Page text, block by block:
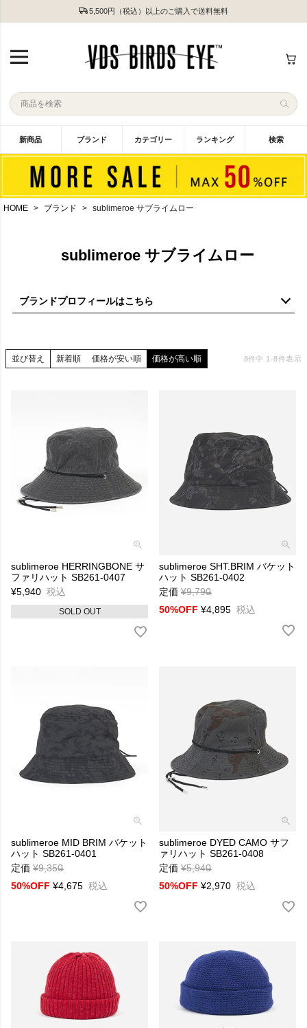
5,500円（税込）以上のご購入で送料無料
新商品 ブランド カテゴリー ランキング 検索
HOME ブランド sublimeroe サブライムロー
sublimeroe サブライムロー
ブランドプロフィールはこちら
CONCEPT
スポーツ＆カジュアルをベースに、様々なジャンルをミックスし
た遊び心のあるアイテムを展開しています。
ブランドのルーツは1999年にスタートした「SUBLIME（サブラ
イム）」。
長年培われてきたデザインや思想を受け継ぎ、2022年に
素材の組み合わせやカラーリングにこだわり、
シンプルなスタイリングにアクセントを加えるアイテムが特徴。
帽子やバッグなどのファッション小物を中心に、
日常にさりげない個性を加えるプロダクトを展開しています。
日常から旅まで幅広いシーンで活躍。
BRAND CONCEPT
スポーツ＆カジュアルをベースに、
様々なジャンルをミックスした自由な発想。
素材やカラー、ディテールに遊び心を加え、
身につける人それぞれの個性を引き出します。
スタイリングにさりげないアクセントを加える
ライフスタイルグッズを提案しています。
並び替え 新着順 価格が安い順 価格が高い順 8件中 1 -8件表示
sublimeroe HERRINGBONE サ
ファリハット SB261-0407
¥5,940 税込
SOLD OUT
sublimeroe SHT.BRIM バケット
ハット SB261-0402
定価 ¥9,790
→
50%OFF ¥4,895 税込
sublimeroe MID BRIM バケット
ハット SB261-0401
定価 ¥9,350
→
50%OFF ¥4,675 税込
sublimeroe DYED CAMO サフ
ァリハット SB261-0408
定価 ¥5,940
→
50%OFF ¥2,970 税込